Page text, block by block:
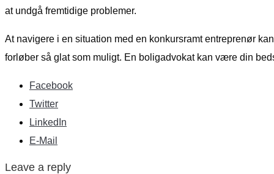
at undgå fremtidige problemer.
At navigere i en situation med en konkursramt entreprenør
forløber så glat som muligt. En boligadvokat kan være din
Facebook
Twitter
LinkedIn
E-Mail
Leave a reply